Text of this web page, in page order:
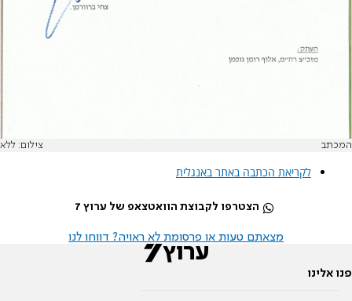
המכתב צילום: ללא
לקריאת הכתבה באתר באנגלית
הצטרפו לקבוצת הוואטצאפ של ערוץ 7
מצאתם טעות או פרסומת לא ראויה? דווחו לנו
פנו אלינו